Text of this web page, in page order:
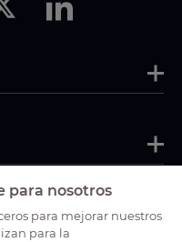
para nosotros
para mejorar nuestros
para la